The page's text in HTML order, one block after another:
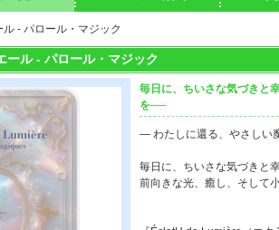
- パロール・マジック
ール - パロール・マジック
毎日に、ちいさな気づきと
を──
― わたしに還る、やさしい
毎日に、ちいさな気づきと幸
前向きな光、癒し、そして